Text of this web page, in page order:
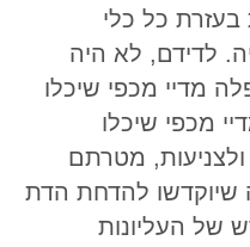
כל כלי
לדידם, לא היה
מדיי מכפי שיכלו
מכפי שיכלו
מטרתם
שיוקדשו להדחת הדת
של העליונות